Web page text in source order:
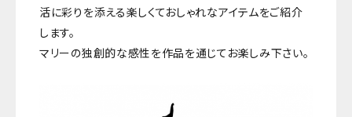
活に彩りを添える楽しくておしゃれなアイテムをご紹介
します。
マリーの独創的な感性を作品を通じてお楽しみ下さい。